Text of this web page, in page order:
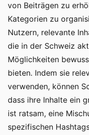
von Beiträgen zu
Kategorien zu
Nutzern, relevante
die in der Schweiz
Möglichkeiten
bieten. Indem sie
verwenden, können
dass ihre Inhalte ein
ist ratsam, eine
spezifischen